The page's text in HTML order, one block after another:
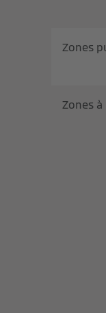
Zones
Zones